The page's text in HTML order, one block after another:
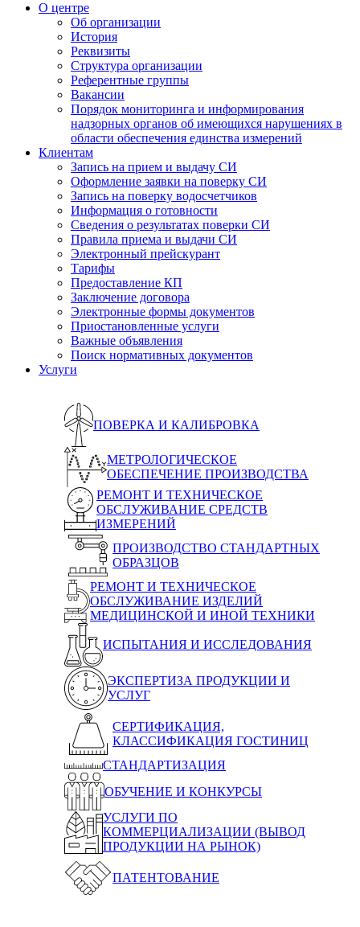
О центре
Об организации
История
Реквизиты
Структура организации
Референтные группы
Вакансии
Порядок мониторинга и информирования
надзорных органов об имеющихся нарушениях в
области обеспечения единства измерений
Клиентам
Запись на прием и выдачу СИ
Оформление заявки на поверку СИ
Запись на поверку водосчетчиков
Информация о готовности
Сведения о результатах поверки СИ
Правила приема и выдачи СИ
Электронный прейскурант
Тарифы
Предоставление КП
Заключение договора
Электронные формы документов
Приостановленные услуги
Важные объявления
Поиск нормативных документов
Услуги
ПОВЕРКА И КАЛИБРОВКА
МЕТРОЛОГИЧЕСКОЕ
ОБЕСПЕЧЕНИЕ ПРОИЗВОДСТВА
РЕМОНТ И ТЕХНИЧЕСКОЕ
ОБСЛУЖИВАНИЕ СРЕДСТВ
ИЗМЕРЕНИЙ
ПРОИЗВОДСТВО СТАНДАРТНЫХ
ОБРАЗЦОВ
РЕМОНТ И ТЕХНИЧЕСКОЕ
ОБСЛУЖИВАНИЕ ИЗДЕЛИЙ
МЕДИЦИНСКОЙ И ИНОЙ ТЕХНИКИ
ИСПЫТАНИЯ И ИССЛЕДОВАНИЯ
ЭКСПЕРТИЗА ПРОДУКЦИИ И
УСЛУГ
СЕРТИФИКАЦИЯ,
КЛАССИФИКАЦИЯ ГОСТИНИЦ
СТАНДАРТИЗАЦИЯ
ОБУЧЕНИЕ И КОНКУРСЫ
УСЛУГИ ПО
КОММЕРЦИАЛИЗАЦИИ (ВЫВОД
ПРОДУКЦИИ НА РЫНОК)
ПАТЕНТОВАНИЕ